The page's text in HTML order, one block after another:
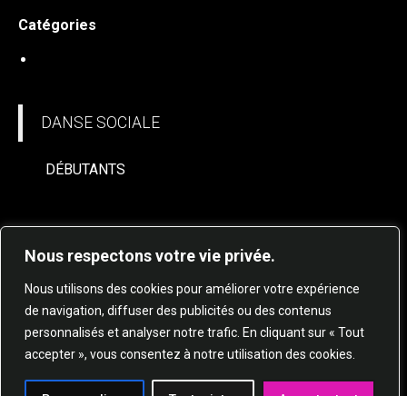
Nous respectons votre vie privée.
Nous utilisons des cookies pour améliorer votre expérience
de navigation, diffuser des publicités ou des contenus
personnalisés et analyser notre trafic. En cliquant sur « Tout
accepter », vous consentez à notre utilisation des cookies.
Catégories
DANSE SOCIALE
DÉBUTANTS
© 2025 STUDIO DE DANSE HARMONIE TOUS